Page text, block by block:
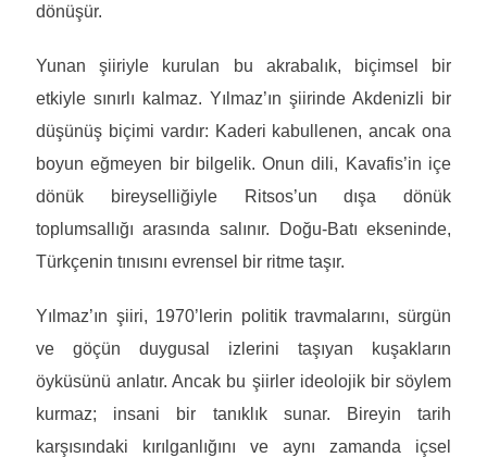
dönüşür.
Yunan şiiriyle kurulan bu akrabalık, biçimsel bir
etkiyle sınırlı kalmaz. Yılmaz’ın şiirinde Akdenizli bir
düşünüş biçimi vardır: Kaderi kabullenen, ancak ona
boyun eğmeyen bir bilgelik. Onun dili, Kavafis’in içe
dönük bireyselliğiyle Ritsos’un dışa dönük
toplumsallığı arasında salınır. Doğu-Batı ekseninde,
Türkçenin tınısını evrensel bir ritme taşır.
Yılmaz’ın şiiri, 1970’lerin politik travmalarını, sürgün
ve göçün duygusal izlerini taşıyan kuşakların
öyküsünü anlatır. Ancak bu şiirler ideolojik bir söylem
kurmaz; insani bir tanıklık sunar. Bireyin tarih
karşısındaki kırılganlığını ve aynı zamanda içsel